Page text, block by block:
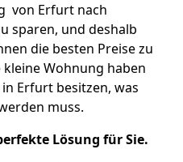
von Erfurt nach
sparen, und deshalb
die besten Preise zu
kleine Wohnung haben
Erfurt besitzen, was
muss.
Lösung für Sie.